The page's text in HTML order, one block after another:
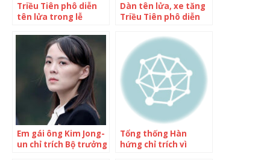
Triều Tiên phô diễn
tên lửa trong lễ
Dàn tên lửa, xe tăng
Triều Tiên phô diễn
Em gái ông Kim Jong-
un chỉ trích Bộ trưởng
Tổng thống Hàn
hứng chỉ trích vì